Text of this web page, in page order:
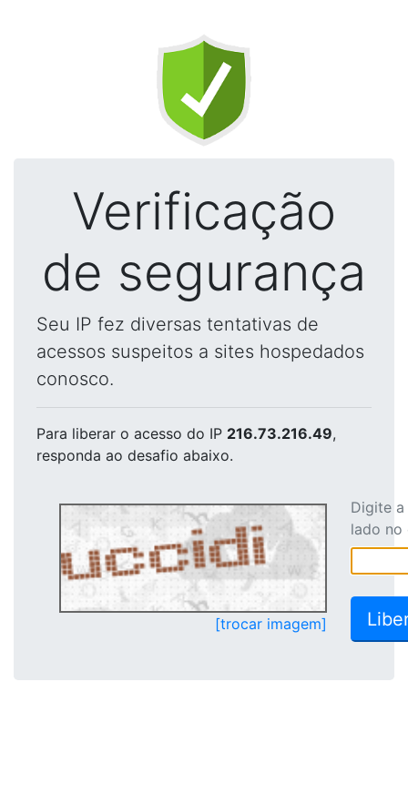
Verificação
de segurança
Seu IP fez diversas tentativas de
acessos suspeitos a sites hospedados
conosco.
Para liberar o acesso do IP 216.73.216.49,
responda ao desafio abaixo.
[trocar imagem]
Digite
lado no